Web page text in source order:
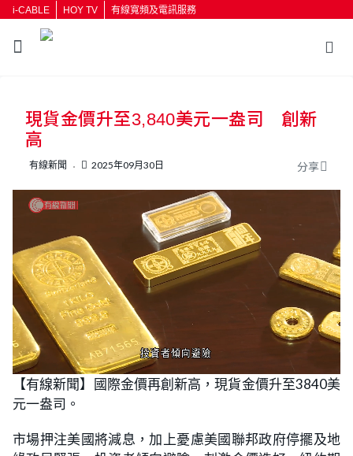
i-CABLE HOY TV 有線寬頻及電訊服務
按輸入鍵開始搜尋
現貨金價升至3,840美元一盎司 創新
高
有線新聞 2025年09月30日 分享
U
n
m
u
t
L
o
a
d
0
.
【有線新聞】國際金價再創新高，現貨金價升至3840美
元一盎司。
市場押注美國將減息，加上憂慮美國聯邦政府停擺及地